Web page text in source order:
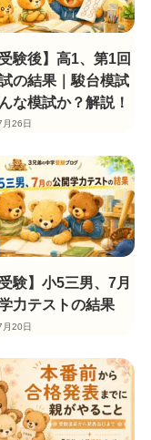
受験後】高1、第1回
の結果｜駿台模試
な模試か？解説！
26日
受験】小5三男、7月
力テストの結果
20日